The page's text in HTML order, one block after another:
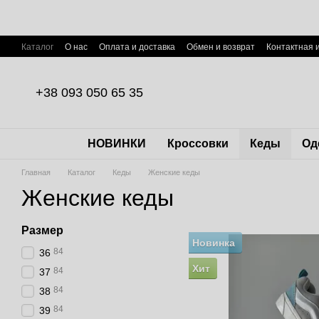
Каталог О нас Оплата и доставка Обмен и возврат Контактная
+38 093 050 65 35
НОВИНКИ Кроссовки Кеды
Главная Каталог Кеды Женские кеды
Женские кеды
Новинка
Хит
Размер
36 84
37 84
38 84
39 84